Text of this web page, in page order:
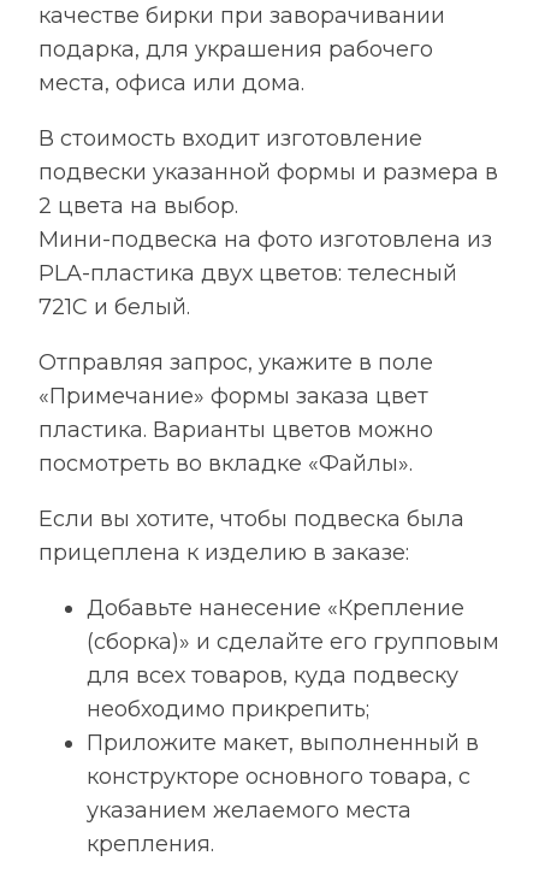
качестве бирки при заворачивании
подарка, для украшения рабочего
места, офиса или дома.
В стоимость входит изготовление
подвески указанной формы и размера в
2 цвета на выбор.
Мини-подвеска на фото изготовлена из
PLA-пластика двух цветов: телесный
721С и белый.
Отправляя запрос, укажите в поле
«Примечание» формы заказа цвет
пластика. Варианты цветов можно
посмотреть во вкладке «Файлы».
Если вы хотите, чтобы подвеска была
прицеплена к изделию в заказе:
Добавьте нанесение «Крепление
(сборка)» и сделайте его групповым
для всех товаров, куда подвеску
необходимо прикрепить;
Приложите макет, выполненный в
конструкторе основного товара, с
указанием желаемого места
крепления.